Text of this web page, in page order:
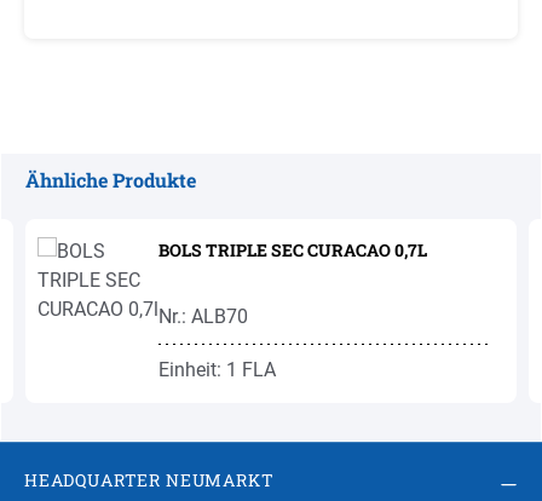
Ähnliche Produkte
BOLS TRIPLE SEC CURACAO 0,7L
Nr.: ALB70
Einheit: 1 FLA
HEADQUARTER NEUMARKT